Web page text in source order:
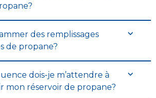
des remplissages
de propane?
dois-je m’attendre à
mon réservoir de propane?